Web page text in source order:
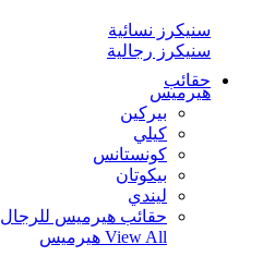
سنيكرز نسائية
سنيكرز رجالية
حقائب
هيرميس
بيركين
كيلي
كونستانس
بيكوتان
ليندي
حقائب هيرميس للرجال
View All هيرميس